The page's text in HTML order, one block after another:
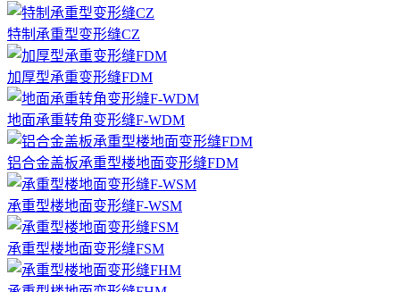
特制承重型变形缝CZ
加厚型承重变形缝FDM
地面承重转角变形缝F-WDM
铝合金盖板承重型楼地面变形缝FDM
承重型楼地面变形缝F-WSM
承重型楼地面变形缝FSM